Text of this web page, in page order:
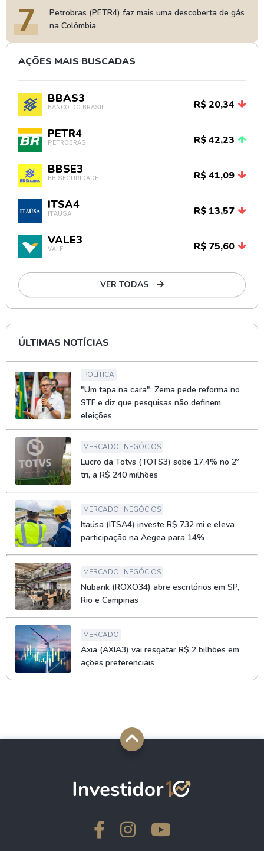
7
Petrobras (PETR4) faz mais uma descoberta de gás
na Colômbia
AÇÕES MAIS BUSCADAS
BBAS3
BANCO DO BRASIL R$ 20,34
PETR4
PETROBRAS R$ 42,23
BBSE3
BB SEGURIDADE R$ 41,09
ITSA4
ITAÚSA R$ 13,57
VALE3
VALE R$ 75,60
VER TODAS
ÚLTIMAS NOTÍCIAS
POLÍTICA
"Um tapa na cara": Zema pede reforma no
STF e diz que pesquisas não definem
eleições
MERCADO NEGÓCIOS
Lucro da Totvs (TOTS3) sobe 17,4% no 2º
tri, a R$ 240 milhões
MERCADO NEGÓCIOS
Itaúsa (ITSA4) investe R$ 732 mi e eleva
participação na Aegea para 14%
MERCADO NEGÓCIOS
Nubank (ROXO34) abre escritórios em SP,
Rio e Campinas
MERCADO
Axia (AXIA3) vai resgatar R$ 2 bilhões em
ações preferenciais